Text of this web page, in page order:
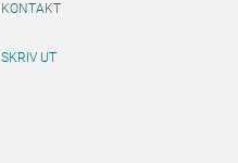
KONTAKT
SKRIV UT